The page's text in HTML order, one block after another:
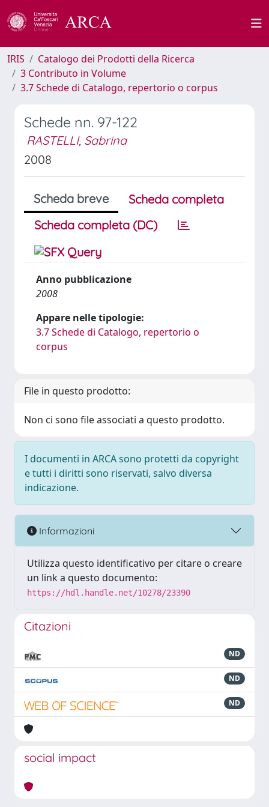
IRIS
Catalogo dei Prodotti della Ricerca
3 Contributo in Volume
3.7 Schede di Catalogo, repertorio o corpus
Schede nn. 97-122
RASTELLI, Sabrina
2008
Scheda breve
Scheda completa
Scheda completa (DC)
Anno pubblicazione
2008
Appare nelle tipologie:
3.7 Schede di Catalogo, repertorio o
corpus
File in questo prodotto:
Non ci sono file associati a questo prodotto.
I documenti in ARCA sono protetti da copyright
e tutti i diritti sono riservati, salvo diversa
indicazione.
Informazioni
Utilizza questo identificativo per citare o creare
un link a questo documento:
https://hdl.handle.net/10278/23390
Citazioni
ND
ND
ND
social impact